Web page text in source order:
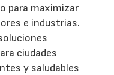
para maximizar
e industrias.
ciudades
y saludables